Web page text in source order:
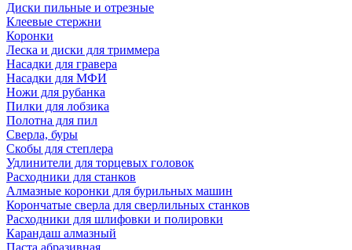
Диски пильные и отрезные
Клеевые стержни
Коронки
Леска и диски для триммера
Насадки для гравера
Насадки для МФИ
Ножи для рубанка
Пилки для лобзика
Полотна для пил
Сверла, буры
Скобы для степлера
Удлинители для торцевых головок
Расходники для станков
Алмазные коронки для бурильных машин
Корончатые сверла для сверлильных станков
Расходники для шлифовки и полировки
Карандаш алмазный
Паста абразивная